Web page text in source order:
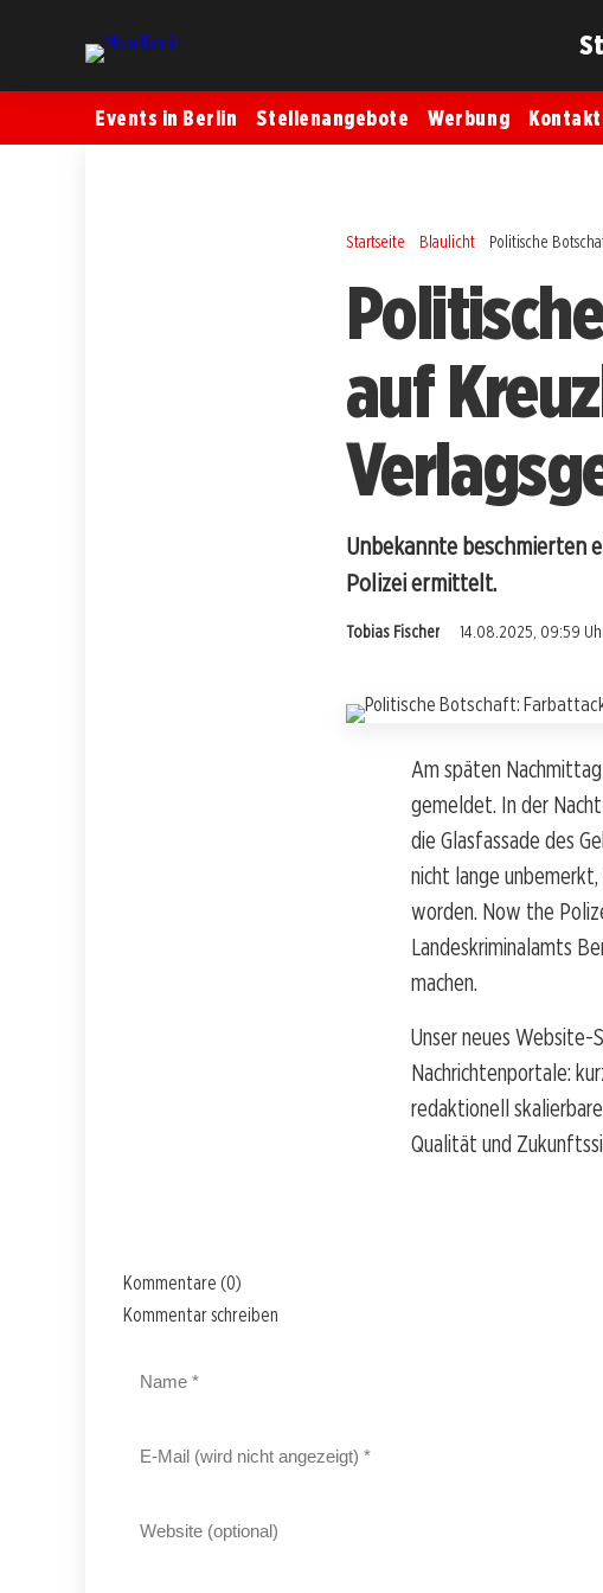
Events in Berlin Stellenangebote Werbung Kontakt
Startseite Blaulicht Politische
auf
Unbekannte beschmierten
Polizei ermittelt.
Tobias Fischer 14.08.2025, 09:59
Am späten
gemeldet. In der
die Glasfassade des
nicht lange
worden. Now the
Landeskriminalamts
machen.
Unser neues
Nachrichtenportale:
redaktionell
Qualität und
Kommentare (0)
Kommentar schreiben